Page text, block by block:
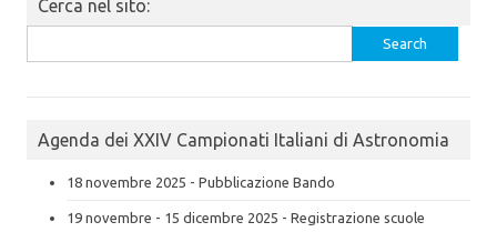
Cerca nel sito:
for:
Agenda dei XXIV Campionati Italiani di Astronomia
18 novembre 2025 - Pubblicazione Bando
19 novembre - 15 dicembre 2025 - Registrazione scuole